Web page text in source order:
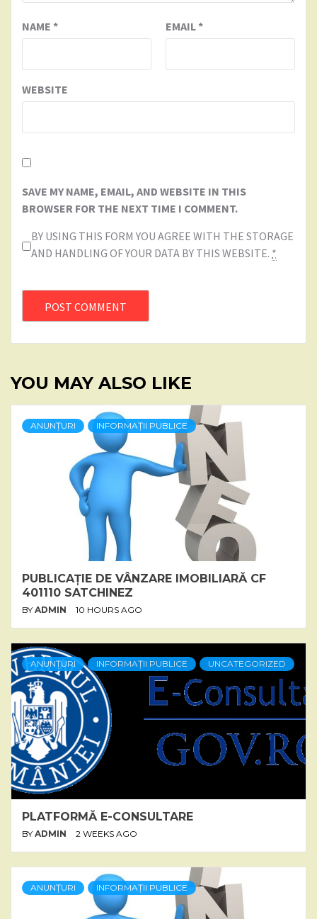
NAME * EMAIL*
WEBSITE
SAVE MY NAME, EMAIL, AND WEBSITE IN THIS
BROWSER FOR THE NEXT TIME I COMMENT.
BY USING THIS FORM YOU AGREE WITH THE STORAGE
AND HANDLING OF YOUR DATA BY THIS WEBSITE. *
YOU MAY ALSO LIKE
ANUNȚURI INFORMAȚII PUBLICE
PUBLICAȚIE DE VÂNZARE IMOBILIARĂ CF
401110 SATCHINEZ
BY ADMIN 10 HOURS AGO
ANUNȚURI INFORMAȚII PUBLICE UNCATEGORIZED
PLATFORMĂ E-CONSULTARE
BY ADMIN 2 WEEKS AGO
ANUNȚURI INFORMAȚII PUBLICE